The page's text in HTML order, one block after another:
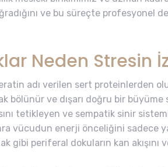
ve bu süreçte profesyonel
Neden Stresin
adı verilen sert proteinlerden
bölünür ve dışarı doğru bir
tetikleyen ve sempatik sinir
vücudun enerji önceliğini sadece
gibi periferal dokuların kan akışını